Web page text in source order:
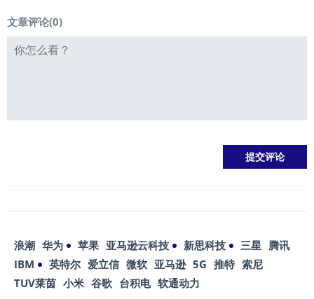
文章评论(0)
浪潮 华为 苹果 亚马逊云科技 新思科技 三星 腾讯
IBM
英特尔 爱立信 微软 亚马逊 5G 推特 索尼
TUV莱茵 小米 谷歌 台积电 软通动力